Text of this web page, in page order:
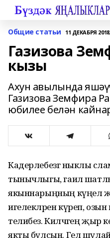
Общие статьи 11 ДЕКАБРЯ
Газизова
кызы
Ахун авылында
Газизова Земфира
юбилее белән
Кадерлебезгә ныклы
тынычлыгы, гаилә
якыннарыңның күңел
игелекләрен күреп,
телибез. Киләчәгең җыр
якты булсын. Гел